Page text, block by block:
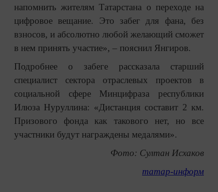
напомнить жителям Татарстана о переходе на
цифровое вещание. Это забег для фана, без
взносов, и абсолютно любой желающий сможет
в нем принять участие», – пояснил Янгиров.
Подробнее о забеге рассказала старший
специалист сектора отраслевых проектов в
социальной сфере Минцифраза республики
Илюза Нуруллина: «Дистанция составит 2 км.
Призового фонда как такового нет, но все
участники будут награждены медалями».
Фото: Султан Исхаков
татар-информ